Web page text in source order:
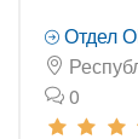
Отдел
0